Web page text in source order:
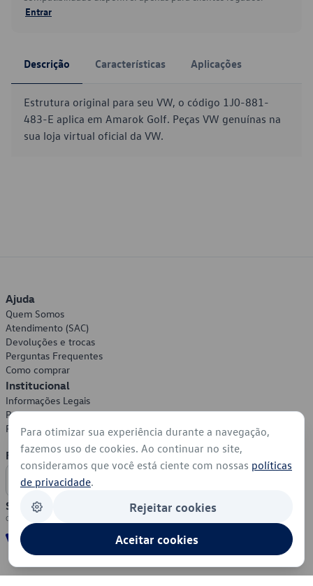
Entrar
Descrição Características Aplicações
Estrutura original para seu VW, o código 1J0-881-
483-E aplica em Amarok Golf. Peças VW genuínas na
sua loja virtual oficial da VW.
Ajuda
Quem Somos
Atendimento (SAC)
Devoluções e trocas
Perguntas Frequentes
Como comprar
Institucional
Informações Legais
Política de Privacidade
Política de Cookies
Formas de Pagamento
Segurança
Para otimizar sua experiência durante a navegação,
fazemos uso de cookies. Ao continuar no site,
consideramos que você está ciente com nossas políticas
de privacidade.
Rejeitar cookies
Aceitar cookies